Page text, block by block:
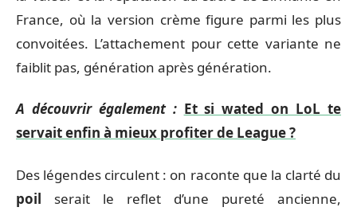
France, où la version crème figure parmi les plus
convoitées. L’attachement pour cette variante ne
faiblit pas, génération après génération.
A découvrir également : Et si wated on LoL te
servait enfin à mieux profiter de League ?
Des légendes circulent : on raconte que la clarté du
poil serait le reflet d’une pureté ancienne,